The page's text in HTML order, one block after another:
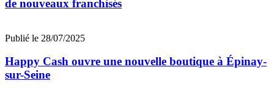
de nouveaux franchisés
Publié le 28/07/2025
Happy Cash ouvre une nouvelle boutique à Épinay-
sur-Seine